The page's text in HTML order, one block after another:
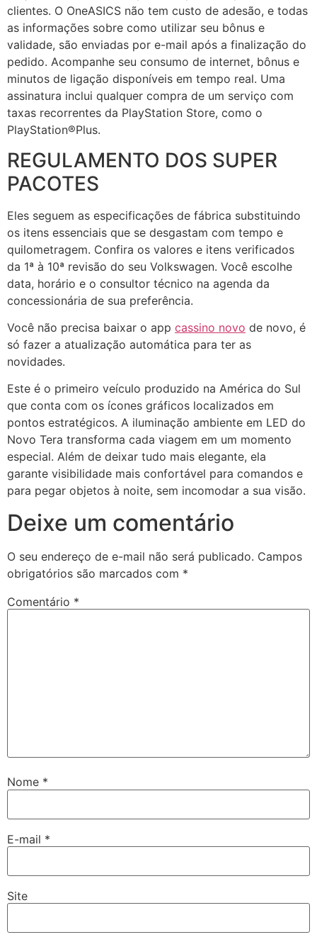
clientes. O OneASICS não tem custo de adesão, e todas
as informações sobre como utilizar seu bônus e
validade, são enviadas por e-mail após a finalização do
pedido. Acompanhe seu consumo de internet, bônus e
minutos de ligação disponíveis em tempo real. Uma
assinatura inclui qualquer compra de um serviço com
taxas recorrentes da PlayStation Store, como o
PlayStation®Plus.
REGULAMENTO DOS SUPER
PACOTES
Eles seguem as especificações de fábrica substituindo
os itens essenciais que se desgastam com tempo e
quilometragem. Confira os valores e itens verificados
da 1ª à 10ª revisão do seu Volkswagen. Você escolhe
data, horário e o consultor técnico na agenda da
concessionária de sua preferência.
Você não precisa baixar o app cassino novo de novo, é
só fazer a atualização automática para ter as
novidades.
Este é o primeiro veículo produzido na América do Sul
que conta com os ícones gráficos localizados em
pontos estratégicos. A iluminação ambiente em LED do
Novo Tera transforma cada viagem em um momento
especial. Além de deixar tudo mais elegante, ela
garante visibilidade mais confortável para comandos e
para pegar objetos à noite, sem incomodar a sua visão.
Deixe um comentário
O seu endereço de e-mail não será publicado. Campos
obrigatórios são marcados com *
Comentário *
Nome *
E-mail *
Site